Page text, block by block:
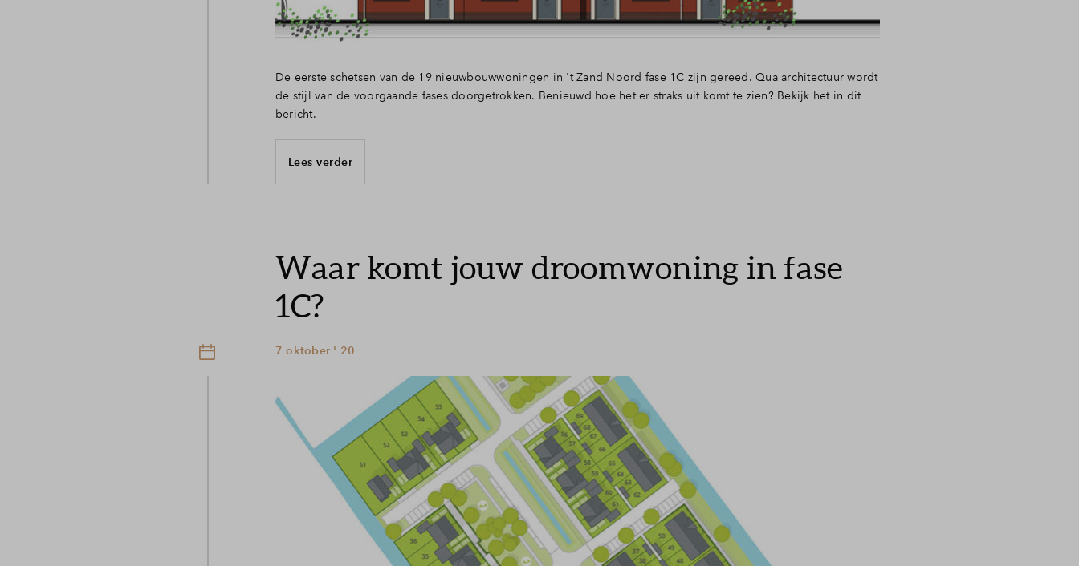
De eerste schetsen van de 19 nieuwbouwwoningen in 't Zand Noord fase 1C zijn gereed. Qua architectuur wordt
de stijl van de voorgaande fases doorgetrokken. Benieuwd hoe het er straks uit komt te zien? Bekijk het in dit
bericht.
Lees verder
Waar komt jouw droomwoning in fase
1C?
7 oktober ' 20